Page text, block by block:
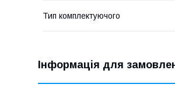
Тип комплектуючого
Інформація для